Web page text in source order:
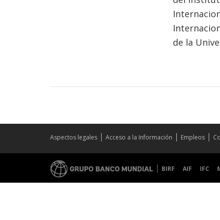
de la
Aspectos legales Acceso a la Información Empleos
BIRF AIF IFC